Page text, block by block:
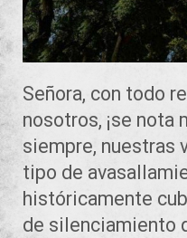
Señora, con todo
nosotros, ¡se nota
siempre, nuestras
tipo de
históricamente
de silenciamiento